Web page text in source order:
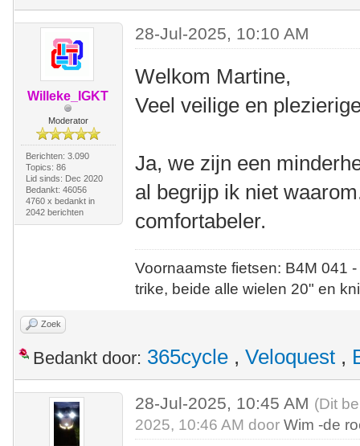
Willeke_IGKT
Moderator
Berichten: 3.090
Topics: 86
Lid sinds: Dec 2020
Bedankt: 46056
4760 x bedankt in
2042 berichten
28-Jul-2025, 10:10 AM
Welkom Martine,
Veel veilige en
Ja, we zijn een
al begrijp ik niet
comfortabeler.
Voornaamste fietsen: B4M
trike, beide alle wielen 20" en
Zoek
Bedankt door: 365cycle , Veloquest ,
28-Jul-2025, 10:45 AM (Dit
2025, 10:46 AM doorWim -de